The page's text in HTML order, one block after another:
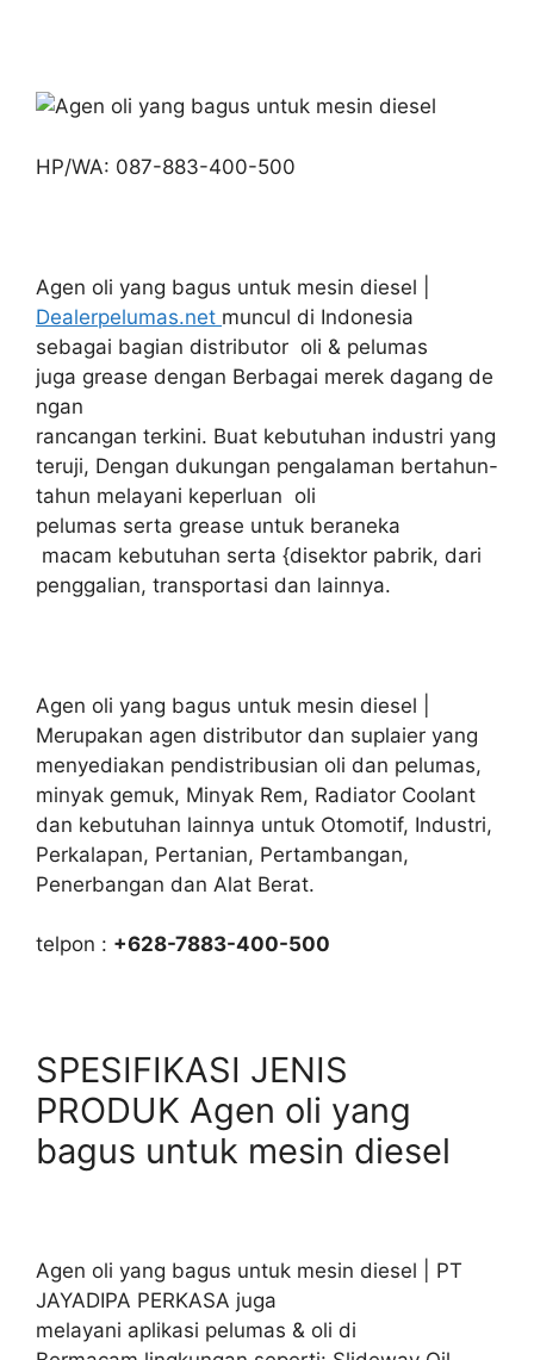
HP/WA: 087-883-400-500
Agen oli yang bagus untuk mesin diesel |
Dealerpelumas.net muncul di Indonesia
sebagai bagian distributor oli & pelumas
juga grease dengan Berbagai merek dagang de
ngan
rancangan terkini. Buat kebutuhan industri yang
teruji, Dengan dukungan pengalaman bertahun-
tahun melayani keperluan oli
pelumas serta grease untuk beraneka
macam kebutuhan serta {disektor pabrik, dari
penggalian, transportasi dan lainnya.
Agen oli yang bagus untuk mesin diesel |
Merupakan agen distributor dan suplaier yang
menyediakan pendistribusian oli dan pelumas,
minyak gemuk, Minyak Rem, Radiator Coolant
dan kebutuhan lainnya untuk Otomotif, Industri,
Perkalapan, Pertanian, Pertambangan,
Penerbangan dan Alat Berat.
telpon : +628-7883-400-500
SPESIFIKASI JENIS
PRODUK Agen oli yang
bagus untuk mesin diesel
Agen oli yang bagus untuk mesin diesel | PT
JAYADIPA PERKASA juga
melayani aplikasi pelumas & oli di